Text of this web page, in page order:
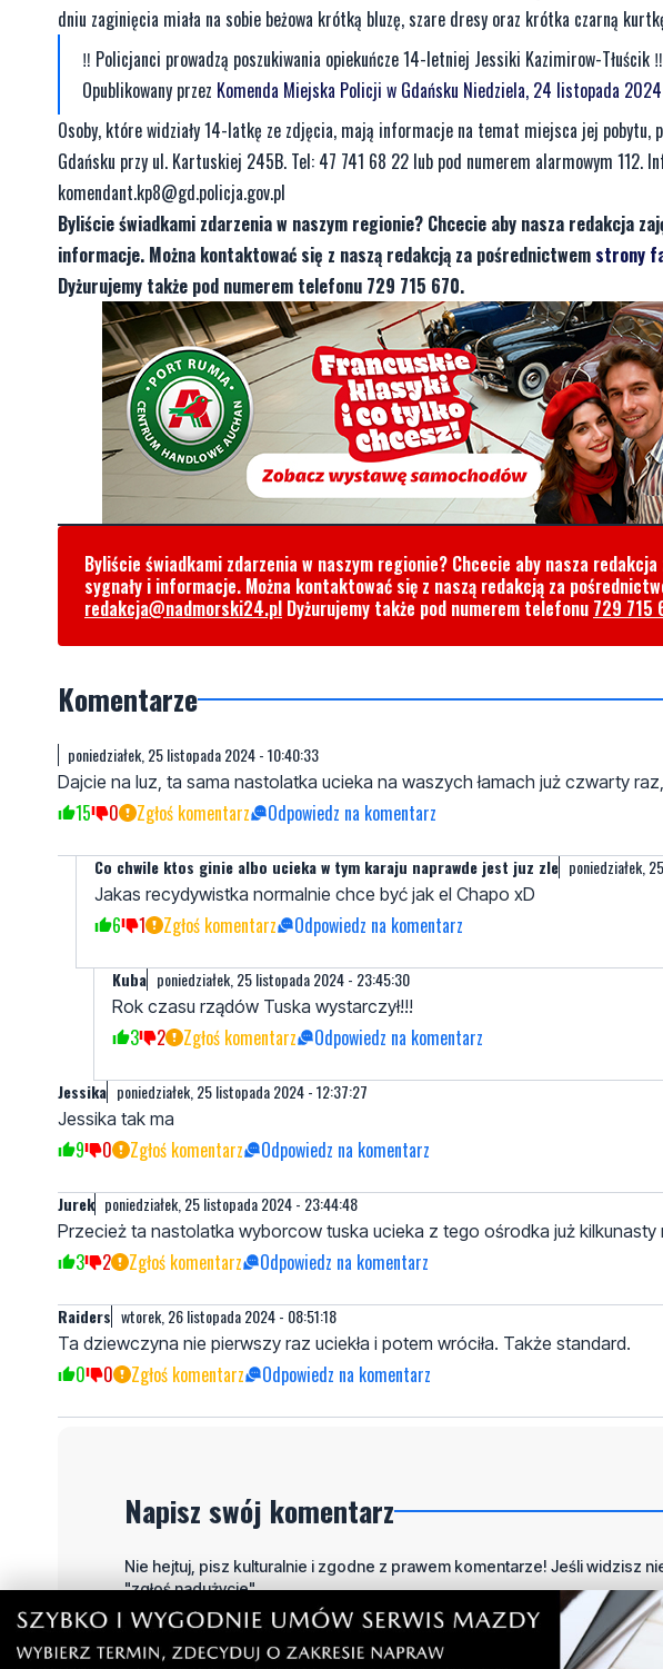
dniu zaginięcia miała na sobie beżowa krótką bluzę, szare dresy oraz krótka czarną
‼️ Policjanci prowadzą poszukiwania opiekuńcze 14-letniej Jessiki Kazimirow-Tłuścik
Opublikowany przez Komenda Miejska Policji w Gdańsku Niedziela, 24 listopada 2024
Osoby, które widziały 14-latkę ze zdjęcia, mają informacje na temat miejsca jej
Gdańsku przy ul. Kartuskiej 245B. Tel: 47 741 68 22 lub pod numerem alarmowym 112.
komendant.kp8@gd.policja.gov.pl
Byliście świadkami zdarzenia w naszym regionie? Chcecie aby nasza redakcja
informacje. Można kontaktować się z naszą redakcją za pośrednictwem strony
Dyżurujemy także pod numerem telefonu 729 715 670.
Byliście świadkami zdarzenia w naszym regionie? Chcecie aby nasza
sygnały i informacje. Można kontaktować się z naszą redakcją za
redakcja@nadmorski24.pl Dyżurujemy także pod numerem telefonu 729 715
Komentarze
poniedziałek, 25 listopada 2024 - 10:40:33
Dajcie na luz, ta sama nastolatka ucieka na waszych łamach już czwarty
15 0 Zgłoś komentarz Odpowiedz na komentarz
Co chwile ktos ginie albo ucieka w tym karaju naprawde jest juz zle poniedziałek,
Jakas recydywistka normalnie chce być jak el Chapo xD
6 1 Zgłoś komentarz Odpowiedz na komentarz
Kuba poniedziałek, 25 listopada 2024 - 23:45:30
Rok czasu rządów Tuska wystarczył!!!
3 2 Zgłoś komentarz Odpowiedz na komentarz
Jessika poniedziałek, 25 listopada 2024 - 12:37:27
Jessika tak ma
9 0 Zgłoś komentarz Odpowiedz na komentarz
Jurek poniedziałek, 25 listopada 2024 - 23:44:48
Przecież ta nastolatka wyborcow tuska ucieka z tego ośrodka już
3 2 Zgłoś komentarz Odpowiedz na komentarz
Raiders wtorek, 26 listopada 2024 - 08:51:18
Ta dziewczyna nie pierwszy raz uciekła i potem wróciła. Także standard.
0 0 Zgłoś komentarz Odpowiedz na komentarz
Napisz swój komentarz
Nie hejtuj, pisz kulturalnie i zgodne z prawem komentarze! Jeśli widzisz
"zgłoś nadużycie".
Imię / Podpis Odpowiedz